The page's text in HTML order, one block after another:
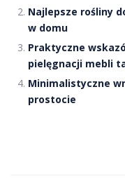
Najlepsze rośliny
w domu
Praktyczne
pielęgnacji mebli
Minimalistyczne
prostocie